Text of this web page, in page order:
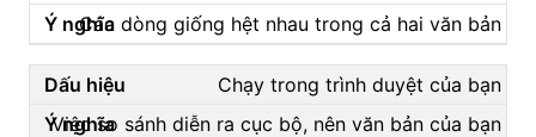
Các dòng giống hệt nhau trong cả hai văn bản
Chạy trong trình duyệt của bạn
Việc so sánh diễn ra cục bộ, nên văn bản của bạn